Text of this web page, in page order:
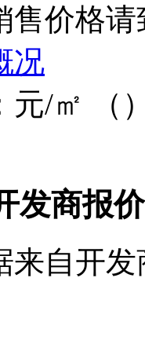
售价格
况
元/㎡ （
发商报
来自开